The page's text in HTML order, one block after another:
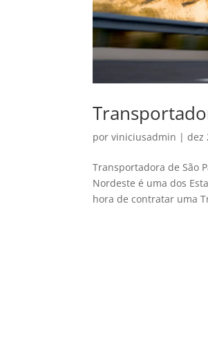
porviniciusadmin |dez
Transportadora de São
Nordeste é uma dos
hora de contratar uma